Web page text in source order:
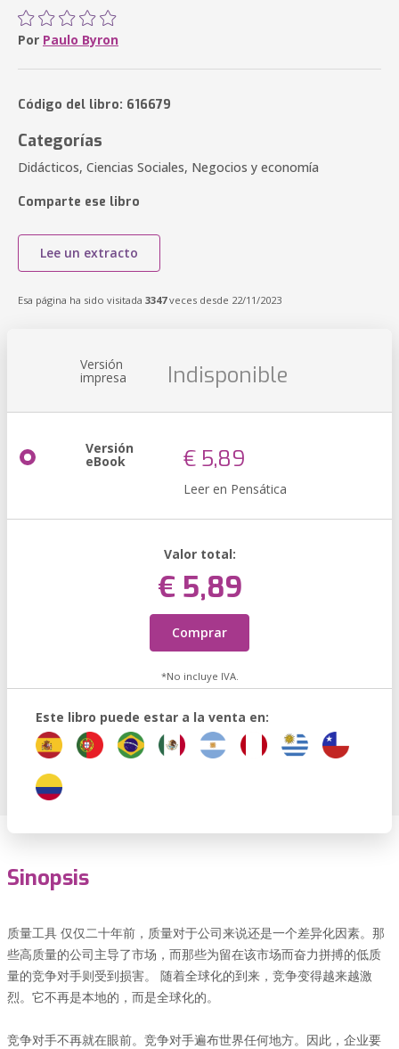
Por Paulo Byron
Código del libro: 616679
Categorías
Didácticos, Ciencias Sociales, Negocios y economía
Comparte ese libro
Lee un extracto
Esa página ha sido visitada 3347veces desde 22/11/2023
Versión
impresa Indisponible
Versión
eBook € 5,89
Leer en Pensática
Valor total:
€ 5,89
Comprar
*No incluye IVA.
Este libro puede estar a la venta en:
Sinopsis
质量工具 仅仅二十年前，质量对于公司来说还是一个差异化因素。那
些高质量的公司主导了市场，而那些为留在该市场而奋力拼搏的低质
量的竞争对手则受到损害。 随着全球化的到来，竞争变得越来越激
烈。它不再是本地的，而是全球化的。
竞争对手不再就在眼前。竞争对手遍布世界任何地方。因此，企业要